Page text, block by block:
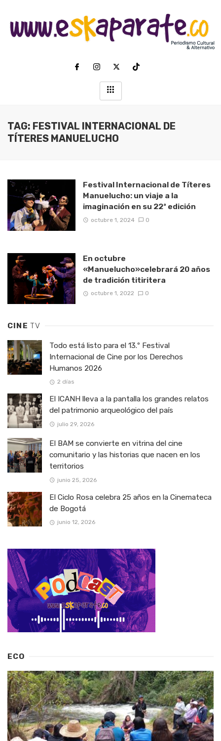
TAG: FESTIVAL INTERNACIONAL DE
TÍTERES MANUELUCHO
Festival Internacional de Títeres
Manuelucho: un viaje a la
imaginación en su 22ª edición
octubre 1, 2024 0
En octubre
«Manuelucho»celebrará 20 años
de tradición titiritera
octubre 1, 2022 0
CINETV
Todo está listo para el 13.º Festival
Internacional de Cine por los Derechos
Humanos 2026
2 días
El ICANH lleva a la pantalla los grandes relatos
del patrimonio arqueológico del país
julio 29, 2026
El BAM se convierte en vitrina del cine
comunitario y las historias que nacen en los
territorios
junio 25, 2026
El Ciclo Rosa celebra 25 años en la Cinemateca
de Bogotá
junio 12, 2026
ECO